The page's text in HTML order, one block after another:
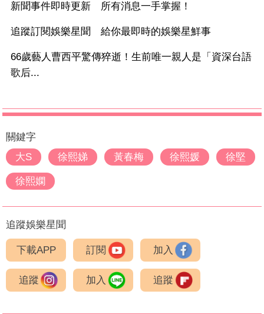
新聞事件即時更新 所有消息一手掌握！
追蹤訂閱娛樂星聞 給你最即時的娛樂星鮮事
66歲藝人曹西平驚傳猝逝！生前唯一親人是「資深台語
歌后...
關鍵字
大S
徐熙娣 黃春梅 徐熙媛 徐堅
徐熙嫻
追蹤娛樂星聞
下載APP 訂閱 加入
追蹤 加入 追蹤